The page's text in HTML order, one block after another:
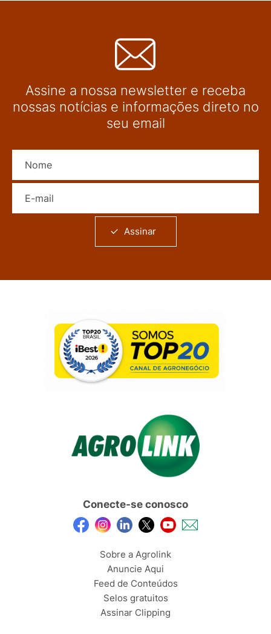
Assine a nossa newsletter e receba
nossas notícias e informações direto no
seu email
Assinar
Conecte-se conosco
Sobre a Agrolink
Anuncie Aqui
Feed de Conteúdos
Selos gratuitos
Assinar Clipping